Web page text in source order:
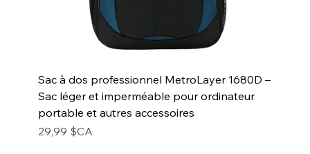
Sac à dos professionnel MetroLayer 1680D –
Sac léger et imperméable pour ordinateur
portable et autres accessoires
Prix
29,99 $CA